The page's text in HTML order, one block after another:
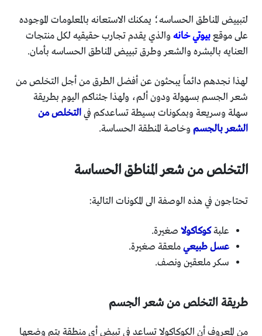
لتبييض المناطق الحساسه؛ يمكنك الاستعانه بالمعلومات الموجوده
على موقعبيوتي خانه والذي يقدم تجارب حقيقيه لكل منتجات
العنايه بالبشره والشعر وطرق تبييض المناطق الحساسه بأمان.
لهذا نجدهم دائماً يبحثون عن أفضل الطرق من أجل التخلص من
شعر الجسم بسهولة ودون ألم، ولهذا جئناكم اليوم بطريقة
سهلة وسريعة وبمكونات بسيطة تساعدكم فيالتخلص من
الشعر بالجسم وخاصة المنطقة الحساسة.
التخلص من شعر المناطق الحساسة
تحتاجون في هذه الوصفة الى المكونات التالية:
علبةكوكاكولا صغيرة.
عسل طبيعيملعقة صغيرة.
سكر ملعقين ونصف.
طريقة التخلص من شعر الجسم
من المعروف أن الكوكاكولا تساعد في تبيض أي منطقة يتم وضعها